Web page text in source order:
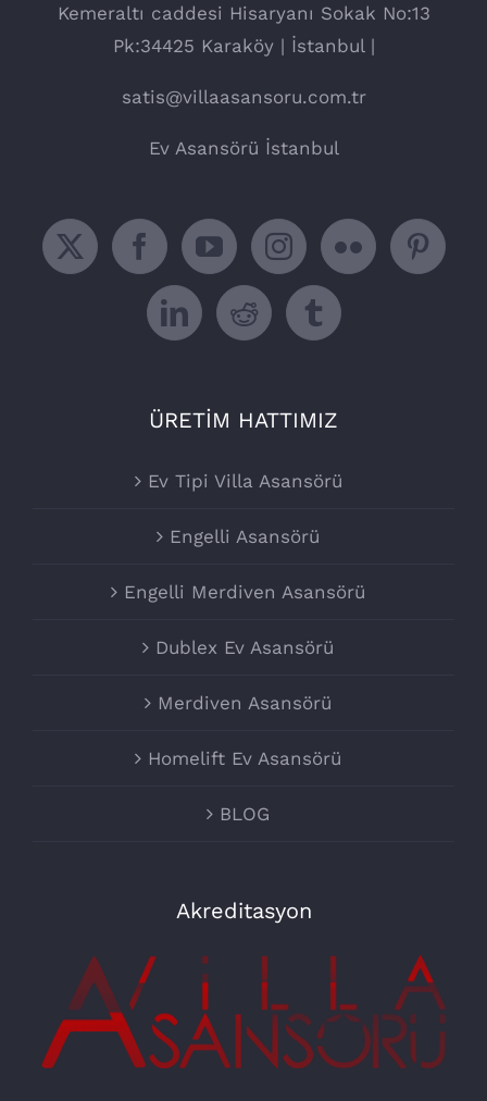
Kemeraltı caddesi Hisaryanı Sokak No:13
Pk:34425 Karaköy | İstanbul |
satis@villaasansoru.com.tr
Ev Asansörü İstanbul
ÜRETİM HATTIMIZ
Ev Tipi Villa Asansörü
Engelli Asansörü
Engelli Merdiven Asansörü
Dublex Ev Asansörü
Merdiven Asansörü
Homelift Ev Asansörü
BLOG
Akreditasyon